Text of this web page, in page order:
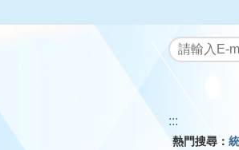
:::
熱門搜尋：